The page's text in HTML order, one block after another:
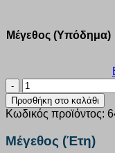
Μέγεθος (Υπόδημα)
Κάλτσα
Xcode
Cotton
Socks
64000
γκρί
Προσθήκη στο καλάθι
Κωδικός προϊόντος:
Μέγεθος (Έτη)